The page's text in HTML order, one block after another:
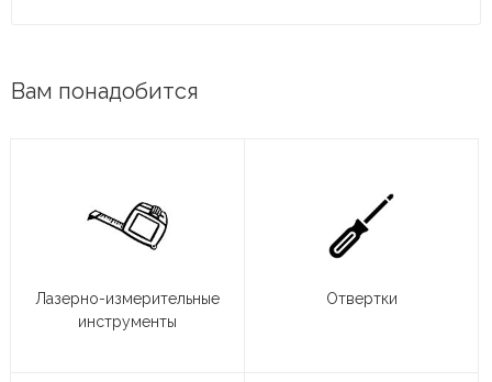
Вам понадобится
Лазерно-измерительные
инструменты
Отвертки